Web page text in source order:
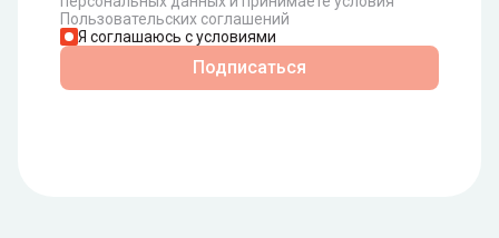
Пользовательских соглашений
Я соглашаюсь с условиями
Подписаться